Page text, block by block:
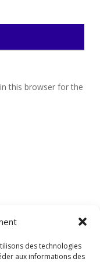
des technologies
aux informations des
this browser for the